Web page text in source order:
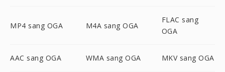
MP4 sang OGA M4A sang OGA
FLAC sang
OGA
AAC sang OGA WMA sang OGA MKV sang OGA